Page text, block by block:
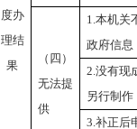
度办
理结
果
（四）
无法提
供
1.本机关
政府信息
2.没有现
另行制作
3.补正后